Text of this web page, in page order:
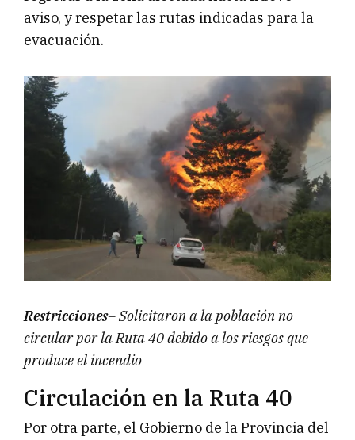
aviso, y respetar las rutas indicadas para la
evacuación.
Restricciones– Solicitaron a la población no
circular por la Ruta 40 debido a los riesgos que
produce el incendio
Circulación en la Ruta 40
Por otra parte, el Gobierno de la Provincia del